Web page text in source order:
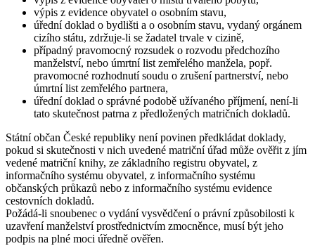
výpis z evidence obyvatel o osobním stavu,
úřední doklad o bydlišti a o osobním stavu, vydaný orgánem
cizího státu, zdržuje-li se žadatel trvale v cizině,
případný pravomocný rozsudek o rozvodu předchozího
manželství, nebo úmrtní list zemřelého manžela, popř.
pravomocné rozhodnutí soudu o zrušení partnerství, nebo
úmrtní list zemřelého partnera,
úřední doklad o správné podobě užívaného příjmení, není-li
tato skutečnost patrna z předložených matričních dokladů.
Státní občan České republiky není povinen předkládat doklady,
pokud si skutečnosti v nich uvedené matriční úřad může ověřit z jím
vedené matriční knihy, ze základního registru obyvatel, z
informačního systému obyvatel, z informačního systému
občanských průkazů nebo z informačního systému evidence
cestovních dokladů.
Požádá-li snoubenec o vydání vysvědčení o právní způsobilosti k
uzavření manželství prostřednictvím zmocněnce, musí být jeho
podpis na plné moci úředně ověřen.